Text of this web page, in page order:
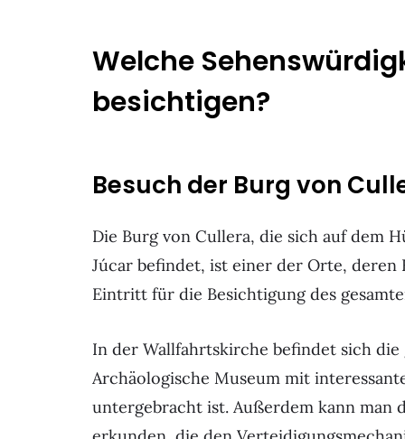
Welche
besichtigen?
Besuch der Burg von
Die Burg von Cullera, die sich auf dem
Júcar befindet, ist einer der Orte, deren
Eintritt für die Besichtigung des
In der Wallfahrtskirche befindet sich
Archäologische Museum mit
untergebracht ist. Außerdem kann man